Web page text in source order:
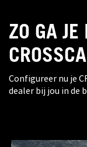
ZO GA JE
Configureer nu je
dealer bij jou in de